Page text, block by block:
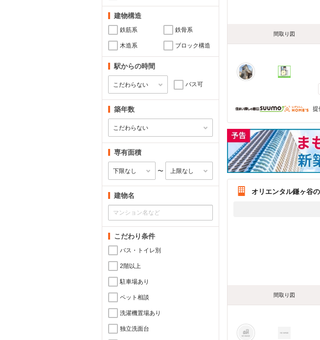
建物構造
鉄筋系 鉄骨系
木造系 ブロック構造
駅からの時間
バス可
築年数
専有面積
〜
建物名
こだわり条件
バス・トイレ別
2階以上
駐車場あり
ペット相談
洗濯機置場あり
独立洗面台
間取り図
提
オリエンタル鎌ヶ谷
間取り図